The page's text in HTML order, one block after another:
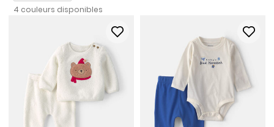
4 couleurs disponibles